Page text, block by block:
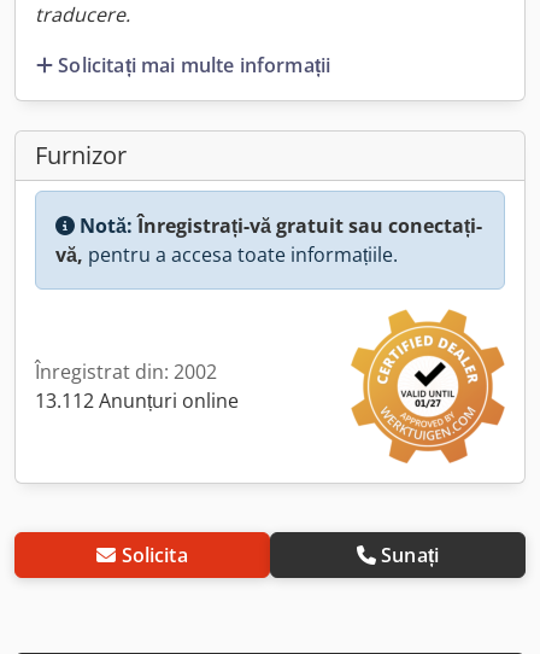
traducere.
Solicitați mai multe informații
Furnizor
Notă:Înregistrați-vă gratuit sau conectați-
vă, pentru a accesa toate informațiile.
Înregistrat din: 2002
13.112 Anunțuri online
Solicita Sunați